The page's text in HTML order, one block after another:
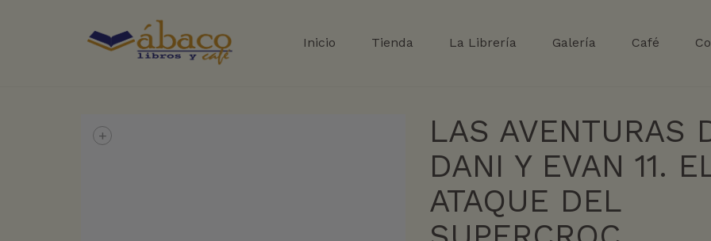
Inicio Tienda La Librería Galería Café
+
LAS AVENTURAS
DANI Y EVAN 11.
ATAQUE DEL